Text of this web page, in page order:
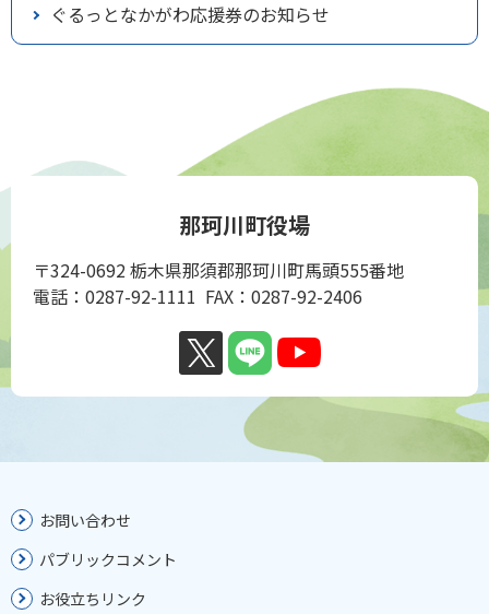
ぐるっとなかがわ応援券のお知らせ
那珂川町役場
〒324-0692 栃木県那須郡那珂川町馬頭555番地
電話：0287-92-1111 FAX：0287-92-2406
お問い合わせ
パブリックコメント
お役立ちリンク